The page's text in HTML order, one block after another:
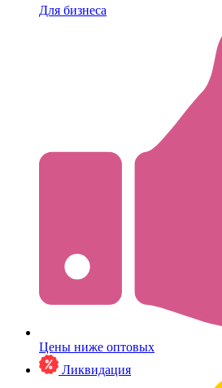
Для бизнеса
Цены ниже оптовых
Ликвидация